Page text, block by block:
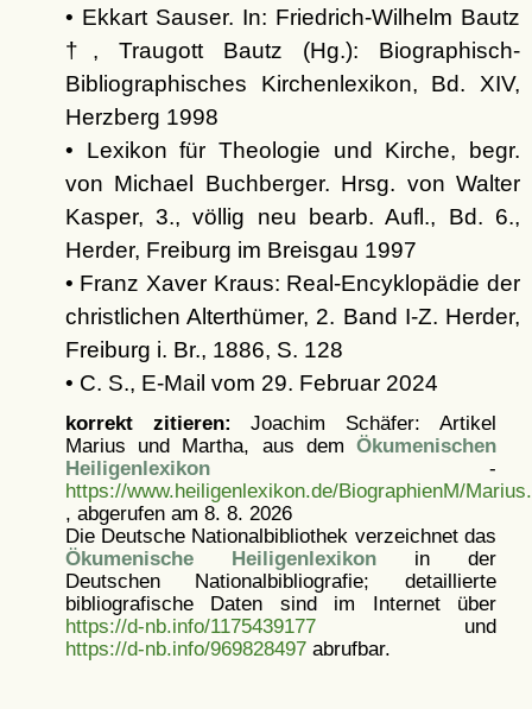
• Ekkart Sauser. In: Friedrich-Wilhelm Bautz
†, Traugott Bautz (Hg.): Biographisch-
Bibliographisches Kirchenlexikon, Bd. XIV,
Herzberg 1998
• Lexikon für Theologie und Kirche, begr.
von Michael Buchberger. Hrsg. von Walter
Kasper, 3., völlig neu bearb. Aufl., Bd. 6.,
Herder, Freiburg im Breisgau 1997
• Franz Xaver Kraus: Real-Encyklopädie der
christlichen Alterthümer, 2. Band I-Z. Herder,
Freiburg i. Br., 1886, S. 128
• C. S., E-Mail vom 29. Februar 2024
korrekt zitieren: Joachim Schäfer: Artikel
Marius und Martha, aus dem Ökumenischen
Heiligenlexikon-
https://www.heiligenlexikon.de/BiographienM/
, abgerufen am 8. 8. 2026
Die Deutsche Nationalbibliothek verzeichnet das
Ökumenische Heiligenlexikonin der
Deutschen Nationalbibliografie; detaillierte
bibliografische Daten sind im Internet über
https://d-nb.info/1175439177und
https://d-nb.info/969828497abrufbar.